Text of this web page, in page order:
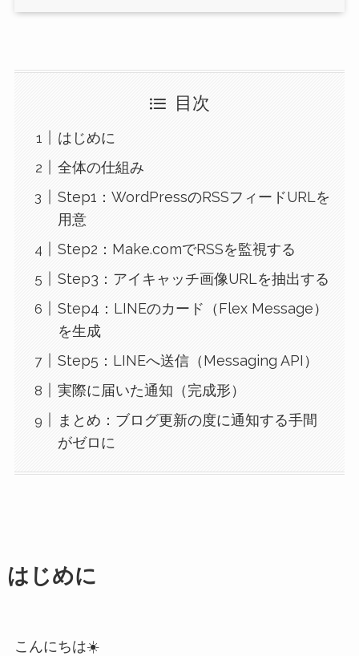
目次
はじめに
全体の仕組み
Step1：WordPressのRSSフィードURLを
用意
Step2：Make.comでRSSを監視する
Step3：アイキャッチ画像URLを抽出する
Step4：LINEのカード（Flex Message）
を生成
Step5：LINEへ送信（Messaging API）
実際に届いた通知（完成形）
まとめ：ブログ更新の度に通知する手間
がゼロに
はじめに
こんにちは☀️